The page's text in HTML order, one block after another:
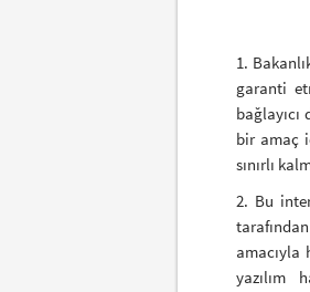
1.
garanti
bir amaç
sınırlı
2. Bu
amacıyla
yazılım